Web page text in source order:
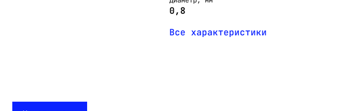
0,8
Все характеристики